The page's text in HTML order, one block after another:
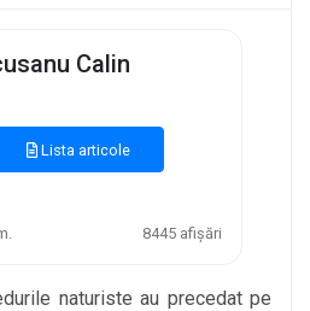
Calin
Lista articole
8445 afișări
naturiste au precedat pe